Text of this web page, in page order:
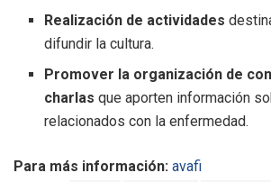
Realización de actividades
difundir la cultura.
Promover la organización de
charlas que aporten información
relacionados con la enfermedad.
Para más información: avafi